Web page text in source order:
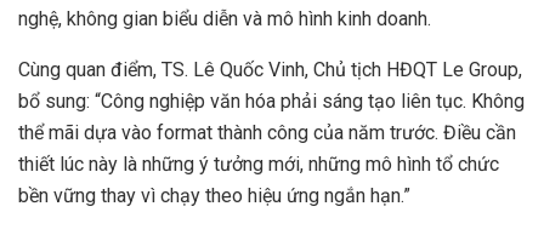
nghệ, không gian biểu diễn và mô hình kinh doanh.
Cùng quan điểm, TS. Lê Quốc Vinh, Chủ tịch HĐQT Le Group,
bổ sung: “Công nghiệp văn hóa phải sáng tạo liên tục. Không
thể mãi dựa vào format thành công của năm trước. Điều cần
thiết lúc này là những ý tưởng mới, những mô hình tổ chức
bền vững thay vì chạy theo hiệu ứng ngắn hạn.”